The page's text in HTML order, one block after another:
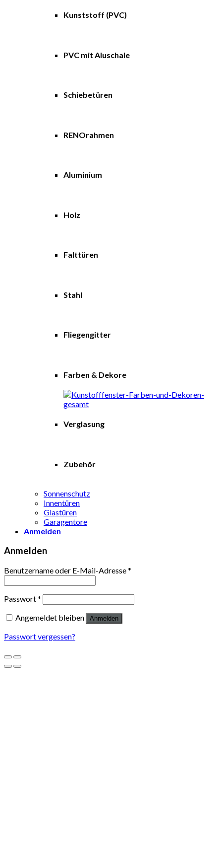
Kunststoff (PVC)
PVC mit Aluschale
Schiebetüren
RENOrahmen
Aluminium
Holz
Falttüren
Stahl
Fliegengitter
Farben & Dekore
Verglasung
Zubehör
Sonnenschutz
Innentüren
Glastüren
Garagentore
Anmelden
Anmelden
Benutzername oder E-Mail-Adresse*
Passwort*
Angemeldet bleiben
Anmelden
Passwort vergessen?